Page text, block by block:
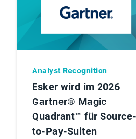
Analyst Recognition
Esker wird im 2026
Gartner® Magic
Quadrant™ für Source-
to-Pay-Suiten